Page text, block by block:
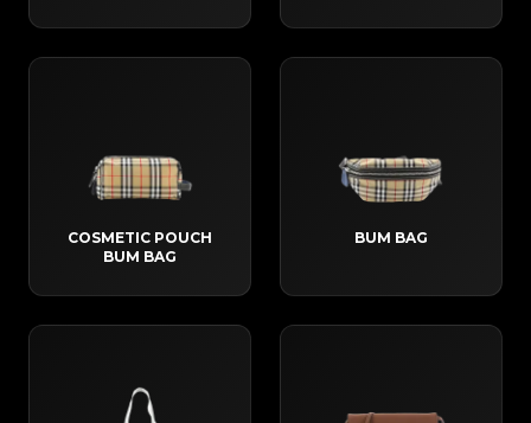
COSMETIC POUCH
BUM BAG
BUM BAG